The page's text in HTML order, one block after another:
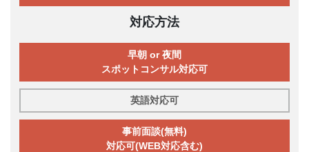
対応方法
早朝 or 夜間
スポットコンサル対応可
英語対応可
事前面談(無料)
対応可(WEB対応含む)